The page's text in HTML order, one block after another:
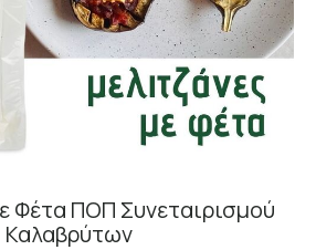
Φέτα ΠΟΠ Συνεταιρισμού
Καλαβρύτων